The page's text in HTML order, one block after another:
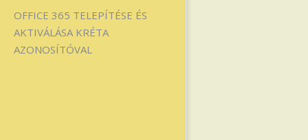
OFFICE 365 TELEPÍTÉSE ÉS
AKTIVÁLÁSA KRÉTA
AZONOSÍTÓVAL